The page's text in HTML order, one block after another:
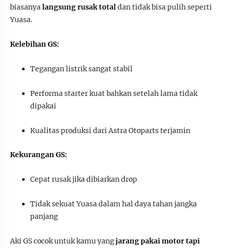
biasanyalangsung rusak totaldan tidak bisa pulih seperti
Yuasa.
Kelebihan GS:
Tegangan listrik sangat stabil
Performa starter kuat bahkan setelah lama tidak
dipakai
Kualitas produksi dari Astra Otoparts terjamin
Kekurangan GS:
Cepat rusak jika dibiarkan drop
Tidak sekuat Yuasa dalam hal daya tahan jangka
panjang
Aki GS cocok untuk kamu yangjarang pakai motor tapi